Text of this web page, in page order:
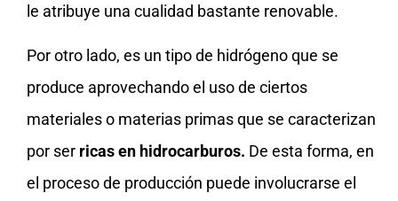
le atribuye una cualidad bastante renovable.
Por otro lado, es un tipo de hidrógeno que se
produce aprovechando el uso de ciertos
materiales o materias primas que se caracterizan
por ser ricas en hidrocarburos. De esta forma, en
el proceso de producción puede involucrarse el